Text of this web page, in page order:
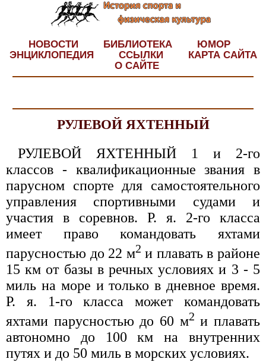
НОВОСТИ БИБЛИОТЕКА
ЮМОР
ЭНЦИКЛОПЕДИЯ
ССЫЛКИ
КАРТА САЙТА
О САЙТЕ
РУЛЕВОЙ ЯХТЕННЫЙ
РУЛЕВОЙ ЯХТЕННЫЙ 1 и 2-го
классов - квалификационные звания в
парусном спорте для самостоятельного
управления спортивными судами и
участия в соревнов. Р. я. 2-го класса
имеет право командовать яхтами
парусностью до 22 м2 и плавать в районе
15 км от базы в речных условиях и 3 - 5
миль на море и только в дневное время.
Р. я. 1-го класса может командовать
яхтами парусностью до 60 м2 и плавать
автономно до 100 км на внутренних
путях и до 50 миль в морских условиях.